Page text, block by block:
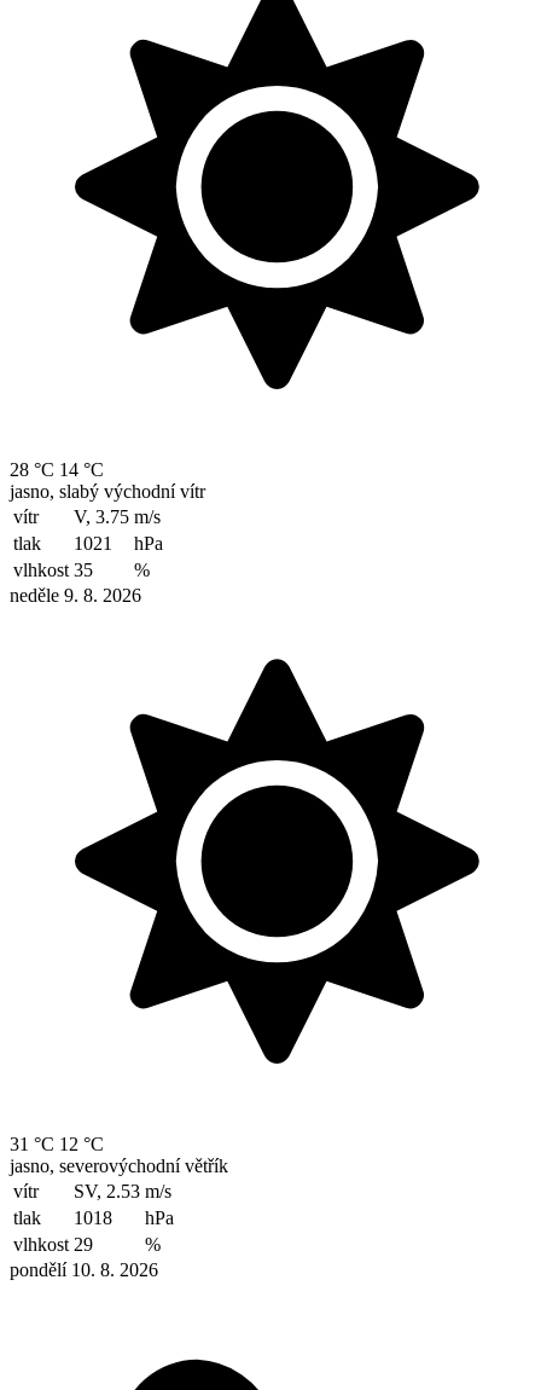
28 °C 14 °C
jasno, slabý východní vítr
vítr
V, 3.75 m/s
tlak
1021
hPa
vlhkost 35
%
neděle 9. 8. 2026
31 °C 12 °C
jasno, severovýchodní větřík
vítr
SV, 2.53 m/s
tlak
1018
hPa
vlhkost 29
%
pondělí 10. 8. 2026